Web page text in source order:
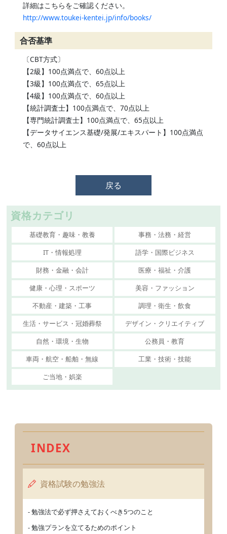
詳細はこちらをご確認ください。
http://www.toukei-kentei.jp/info/books/
合否基準
〔CBT方式〕
【2級】100点満点で、60点以上
【3級】100点満点で、65点以上
【4級】100点満点で、60点以上
【統計調査士】100点満点で、70点以上
【専門統計調査士】100点満点で、65点以上
【データサイエンス基礎/発展/エキスパート】100点満点
で、60点以上
戻る
資格カテゴリ
基礎教育・趣味・教養
事務・法務・経営
IT・情報処理
語学・国際ビジネス
財務・金融・会計
医療・福祉・介護
健康・心理・スポーツ
美容・ファッション
不動産・建築・工事
調理・衛生・飲食
生活・サービス・冠婚葬祭
デザイン・クリエイティブ
自然・環境・生物
公務員・教育
車両・航空・船舶・無線
工業・技術・技能
ご当地・娯楽
INDEX
資格試験の勉強法
- 勉強法で必ず押さえておくべき5つのこと
- 勉強プランを立てるためのポイント